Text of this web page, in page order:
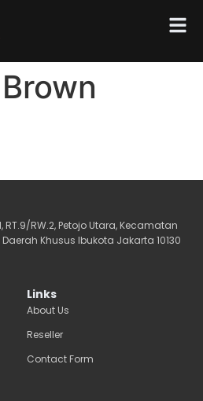
RT.9/RW.2, Petojo Utara, Kecamatan
Khusus Ibukota Jakarta 10130
Links
About Us
Reseller
Contact Form